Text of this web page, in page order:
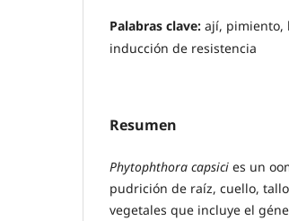
Palabras clave: ají, pimiento,
inducción de resistencia
Resumen
Phytophthora capsici es un
pudrición de raíz, cuello,
vegetales que incluye el